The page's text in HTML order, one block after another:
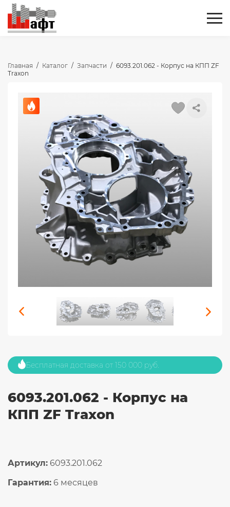
Главная / Каталог / Запчасти / 6093.201.062 - Корпус на КПП ZF
Traxon
Бесплатная доставка от 150 000 руб.
6093.201.062 - Корпус на
КПП ZF Traxon
Артикул: 6093.201.062
Гарантия: 6 месяцев